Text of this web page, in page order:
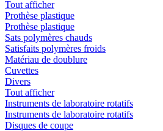
Tout afficher
Prothèse plastique
Prothèse plastique
Sats polymères chauds
Satisfaits polymères froids
Matériau de doublure
Cuvettes
Divers
Tout afficher
Instruments de laboratoire rotatifs
Instruments de laboratoire rotatifs
Disques de coupe